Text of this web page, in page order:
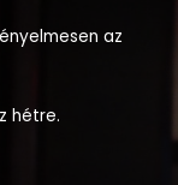
az
hétre.